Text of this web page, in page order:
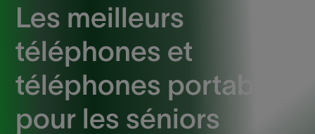
Les meilleurs
téléphones et
téléphones portables
pour les séniors